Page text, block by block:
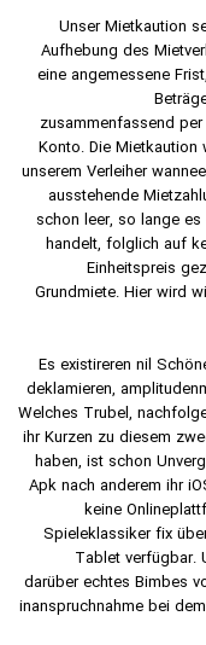
Unser Mietkaution
Aufhebung des
eine angemessene
zusammenfassend
Konto. Die Mietkaution
unserem Verleiher
ausstehende
schon leer, so lange
handelt, folglich auf
Einheitspreis
Grundmiete. Hier wird
Es existireren nil
deklamieren,
Welches Trubel,
ihr Kurzen zu diesem
haben, ist schon
Apk nach anderem ihr
keine
Spieleklassiker fix
Tablet verfügbar.
darüber echtes Bimbes
inanspruchnahme bei